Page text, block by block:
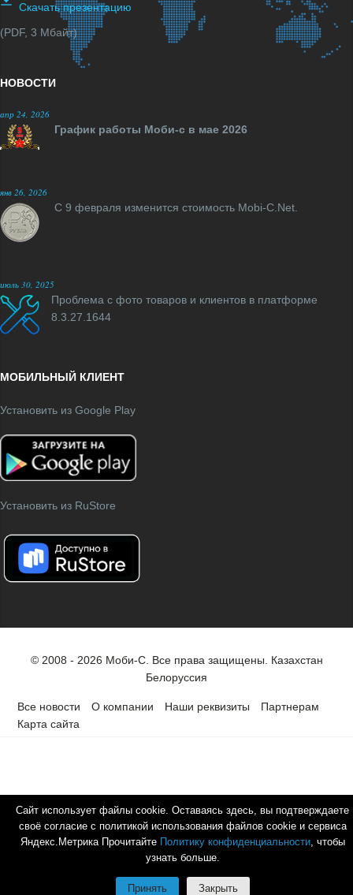
Скачать презентацию
(PDF, 3 Мбайт)
НОВОСТИ
апр 24, 2026
График работы Моби-с в мае 2026
янв 26, 2026
С 9 февраля изменится стоимость Mobi-C.Net.
июль 30, 2025
Проблема с фото товаров и клиентов в платформе
8.3.27.1644
МОБИЛЬНЫЙ КЛИЕНТ
Установить из Google Play
Установить из RuStore
© 2008 - 2026 Моби-С. Все права защищены. Казахстан
Белоруссия
Сайт использует файлы cookie. Оставаясь здесь, вы подтверждаете
своё согласие с политикой использования файлов cookie и сервиса
Яндекс.Метрика Прочитайте Политику конфиденциальности, чтобы
узнать больше.
Принять Закрыть
Все новости О компании Наши реквизиты
Партнерам
Карта сайта